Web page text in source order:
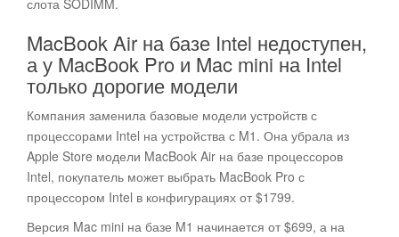
слота SODIMM.
MacBook Air на базе Intel недоступен,
а у MacBook Pro и Mac mini на Intel
только дорогие модели
Компания заменила базовые модели устройств с
процессорами Intel на устройства с M1. Она убрала из
Apple Store модели MacBook Air на базе процессоров
Intel, покупатель может выбрать MacBook Pro с
процессором Intel в конфигурациях от $1799.
Версия Mac mini на базе M1 начинается от $699, а на